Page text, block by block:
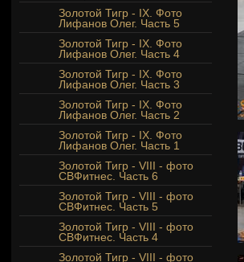
Золотой Тигр - IX. Фото
Лифанов Олег. Часть 5
Золотой Тигр - IX. Фото
Лифанов Олег. Часть 4
Золотой Тигр - IX. Фото
Лифанов Олег. Часть 3
Золотой Тигр - IX. Фото
Лифанов Олег. Часть 2
Золотой Тигр - IX. Фото
Лифанов Олег. Часть 1
Золотой Тигр - VIII - фото
СВФитнес. Часть 6
Золотой Тигр - VIII - фото
СВФитнес. Часть 5
Золотой Тигр - VIII - фото
СВФитнес. Часть 4
Золотой Тигр - VIII - фото